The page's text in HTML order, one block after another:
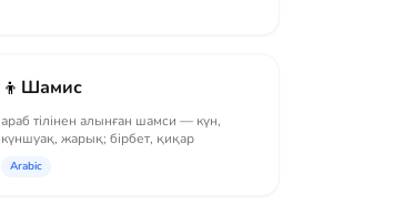
👦 Шамис
араб тілінен алынған шамси — күн,
күншуақ, жарық; бірбет, қиқар
Arabic